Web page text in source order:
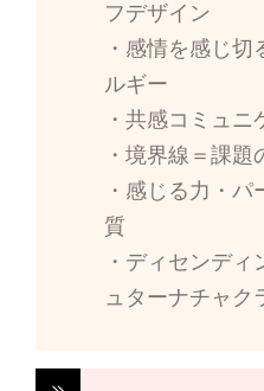
フデザイン
・感情を感じ
ルギー
・共感コミュ
・境界線＝課題
・感じる力・
質
・ディセンデ
ュターナチャク